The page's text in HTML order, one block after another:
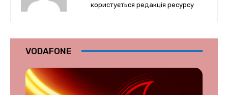
користується редакція ресурсу
VODAFONE